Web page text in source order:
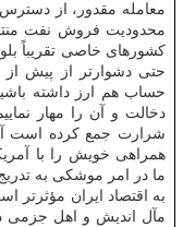
معامله مقدور، از
محدودیت فروش نفت
كشورهای خاصی تقریباً
حتی دشوارتر از پیش
حساب هم ارز داشته
دخالت و آن را مهار
شرارت جمع كرده است
همراهی خویش را با
ما در امر موشكی به
به اقتصاد ایران
مآل اندیش و اهل جزمی